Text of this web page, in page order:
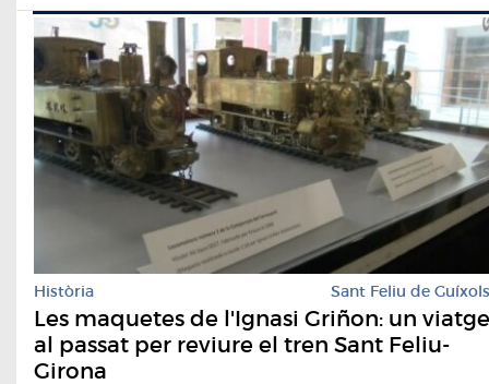
Història Sant Feliu de Guíxols
Les maquetes de l'Ignasi Griñon: un viatge
al passat per reviure el tren Sant Feliu-
Girona